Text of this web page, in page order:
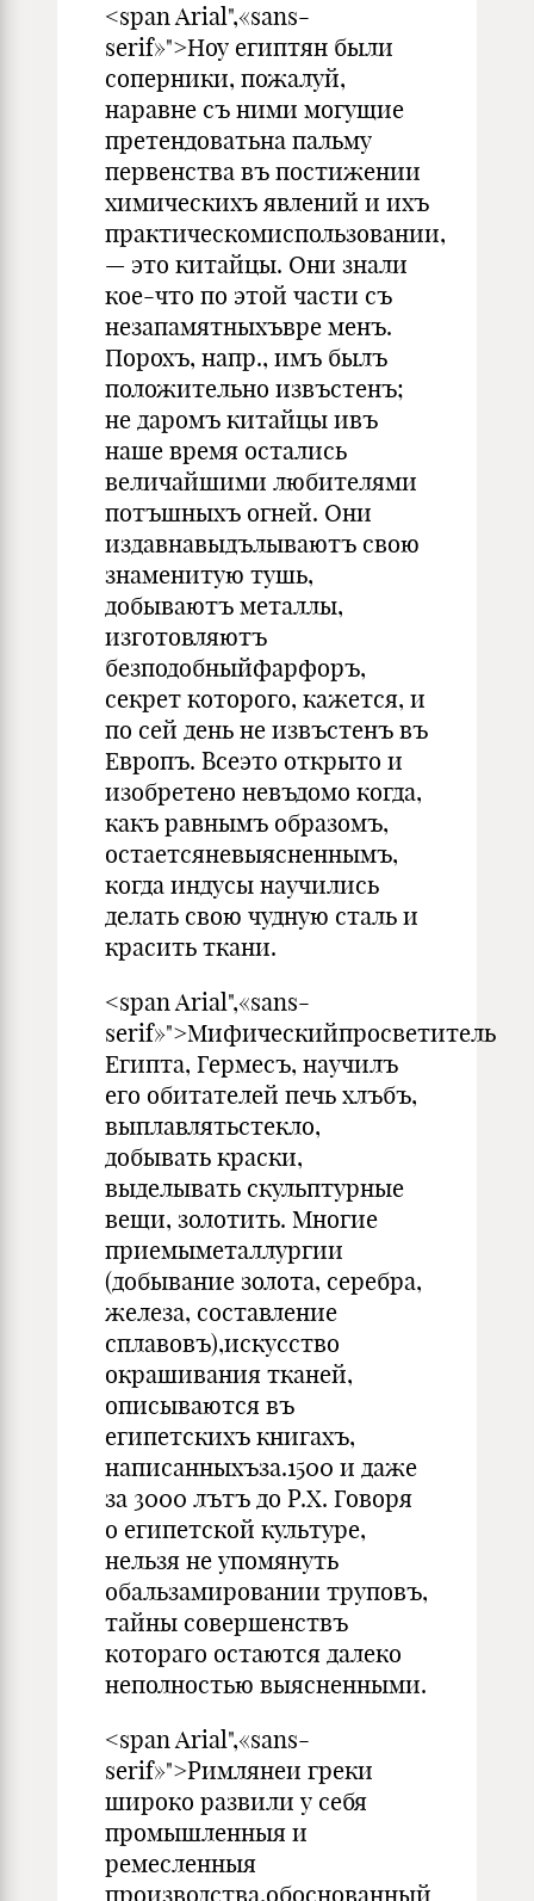
<span Arial",«sans-
serif»">Ноу египтян были
соперники, пожалуй,
наравне съ ними могущие
претендоватьна пальму
первенства въ постижении
химическихъ явлений и ихъ
практическомиспользовании,
— это китайцы. Они знали
кое-что по этой части съ
незапамятныхъвре менъ.
Порохъ, напр., имъ былъ
положительно извъстенъ;
не даромъ китайцы ивъ
наше время остались
величайшими любителями
потъшныхъ огней. Они
издавнавыдълываютъ свою
знаменитую тушь,
добываютъ металлы,
изготовляютъ
безподобныйфарфоръ,
секрет которого, кажется, и
по сей день не извъстенъ въ
Европъ. Всеэто открыто и
изобретено невъдомо когда,
какъ равнымъ образомъ,
остаетсяневыясненнымъ,
когда индусы научились
делать свою чудную сталь и
красить ткани.
<span Arial",«sans-
serif»">Мифическийпросветитель
Египта, Гермесъ, научилъ
его обитателей печь хлъбъ,
выплавлятьстекло,
добывать краски,
выделывать скульптурные
вещи, золотить. Многие
приемыметаллургии
(добывание золота, серебра,
железа, составление
сплавовъ),искусство
окрашивания тканей,
описываются въ
египетскихъ книгахъ,
написанныхъза.1500 и даже
за 3000 лътъ до Р.X. Говоря
о египетской культуре,
нельзя не упомянуть
обальзамировании труповъ,
тайны совершенствъ
котораго остаются дале­ко
неполностью выясненными.
<span Arial",«sans-
serif»">Римлянеи греки
широко развили у себя
промышленныя и
ремесленныя
производства,обоснованный